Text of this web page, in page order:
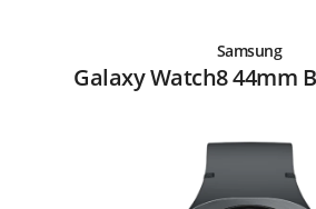
Samsung
Galaxy Watch8 44mm